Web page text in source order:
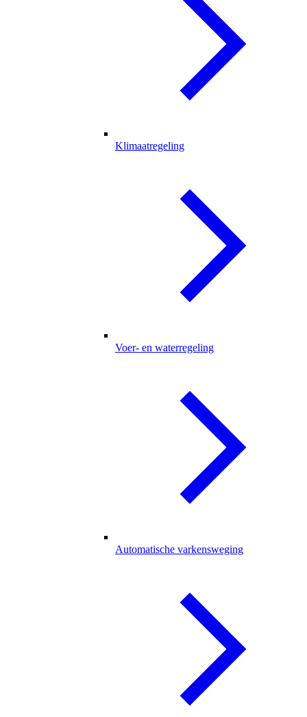
Klimaatregeling
Voer- en waterregeling
Automatische varkensweging